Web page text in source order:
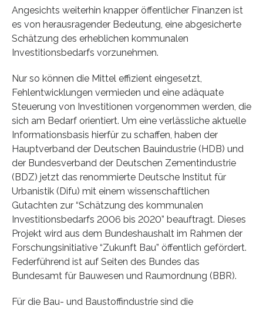
Angesichts weiterhin knapper öffentlicher Finanzen ist
es von herausragender Bedeutung, eine abgesicherte
Schätzung des erheblichen kommunalen
Investitionsbedarfs vorzunehmen.
Nur so können die Mittel effizient eingesetzt,
Fehlentwicklungen vermieden und eine adäquate
Steuerung von Investitionen vorgenommen werden, die
sich am Bedarf orientiert. Um eine verlässliche aktuelle
Informationsbasis hierfür zu schaffen, haben der
Hauptverband der Deutschen Bauindustrie (HDB) und
der Bundesverband der Deutschen Zementindustrie
(BDZ) jetzt das renommierte Deutsche Institut für
Urbanistik (Difu) mit einem wissenschaftlichen
Gutachten zur “Schätzung des kommunalen
Investitionsbedarfs 2006 bis 2020” beauftragt. Dieses
Projekt wird aus dem Bundeshaushalt im Rahmen der
Forschungsinitiative “Zukunft Bau” öffentlich gefördert.
Federführend ist auf Seiten des Bundes das
Bundesamt für Bauwesen und Raumordnung (BBR).
Für die Bau- und Baustoffindustrie sind die